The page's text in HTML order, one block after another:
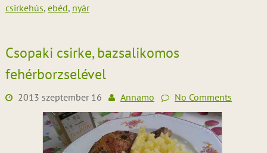
csirkehús, ebéd, nyár
Csopaki csirke, bazsalikomos
fehérborzselével
2013 szeptember 16 Annamo No Comments